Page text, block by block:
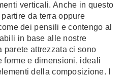
verticali. Anche in questo
da terra oppure
dei pensili e contengo al
in base alle nostre
parete attrezzata ci sono
forme e dimensioni, ideali
della composizione. I